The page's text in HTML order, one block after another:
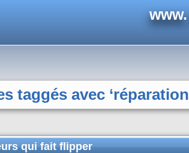
taggés avec
qui fait flipper